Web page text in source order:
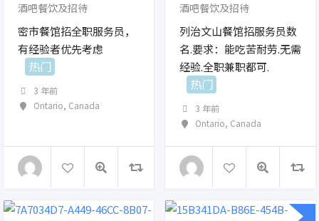
酒吧餐饮及招待
密市餐馆招全职服务员，
有经验者优先考虑
热门
3 年前
Ontario, Canada
酒吧餐饮及招待
列治文山餐馆招服务员数
名.要求：能吃苦耐劳.无需
经验.全职兼职都可.
热门
3 年前
Ontario, Canada